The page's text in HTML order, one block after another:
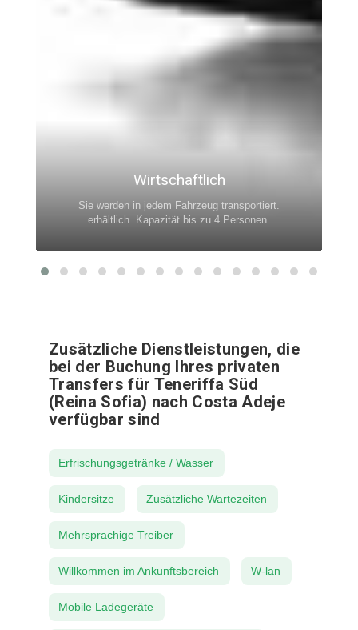
Wirtschaftlich
Sie werden in jedem Fahrzeug transportiert.
erhältlich. Kapazität bis zu 4 Personen.
Zusätzliche Dienstleistungen, die
bei der Buchung Ihres privaten
Transfers für Teneriffa Süd
(Reina Sofia) nach Costa Adeje
verfügbar sind
Erfrischungsgetränke / Wasser
Kindersitze Zusätzliche Wartezeiten
Mehrsprachige Treiber
Willkommen im Ankunftsbereich W-lan
Mobile Ladegeräte